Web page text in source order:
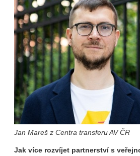
Jan Mareš z Centra transferu AV ČR
Jak více rozvíjet partnerství s